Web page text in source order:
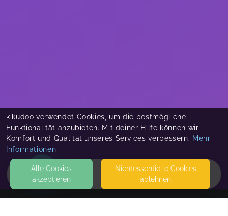
HOME
kikudoo verwendet Cookies, um die bestmögliche
Funktionalität anzubieten. Mit deiner Hilfe können wir
Komfort und Qualität unseres Services verbessern. Mehr
Informationen
Alle Cookies
akzeptieren
Nicht­essentielle Cookies
ablehnen